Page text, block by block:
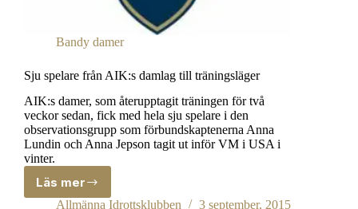
Bandy damer
Sju spelare från AIK:s damlag till träningsläger
AIK:s damer, som återupptagit träningen för två
veckor sedan, fick med hela sju spelare i den
observationsgrupp som förbundskaptenerna Anna
Lundin och Anna Jepson tagit ut inför VM i USA i
vinter.
Läs mer
Sju
spelare
Allmänna Idrottsklubben 3 september, 2015